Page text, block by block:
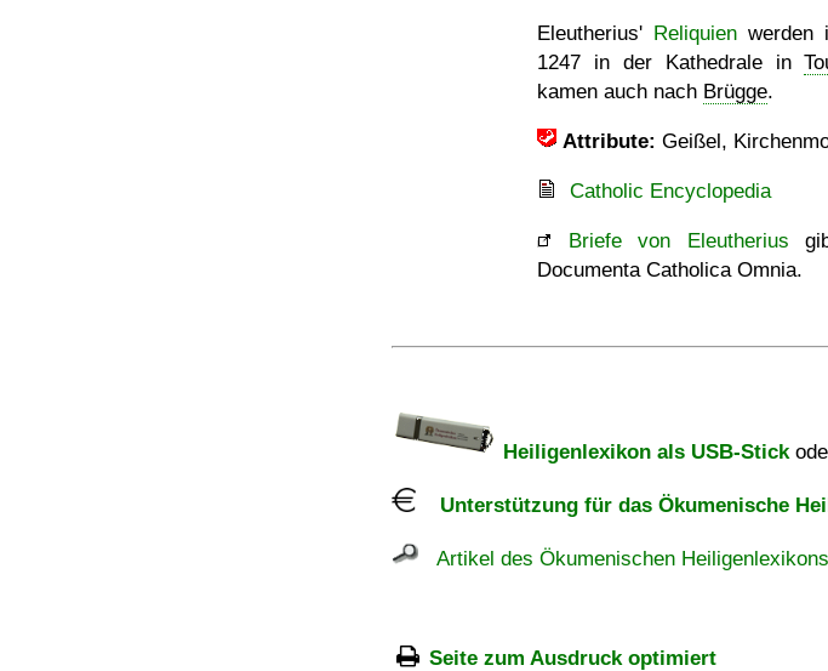
Eleutherius' Reliquien werden
1247 in der Kathedrale in
kamen auch nach Brügge.
Attribute: Geißel,
Catholic Encyclopedia
Briefe von Eleutherius
Documenta Catholica Omnia.
Heiligenlexikon als USB-Stick
Unterstützung für das Ökumenische
Artikel des Ökumenischen
Seite zum Ausdruck optimiert